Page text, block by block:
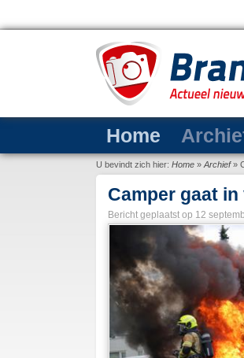
Home
U bevindt zich hier: Home » Archief»
Camper gaat
Bericht geplaatst op 12